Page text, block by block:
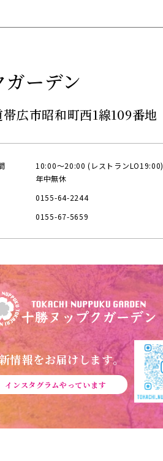
ーデン
広市昭和町西1線109番地
10:00〜20:00 (レストランLO19:00)
年中無休
0155-64-2244
0155-67-5659
情報をお届けします。
インスタグラムやっています